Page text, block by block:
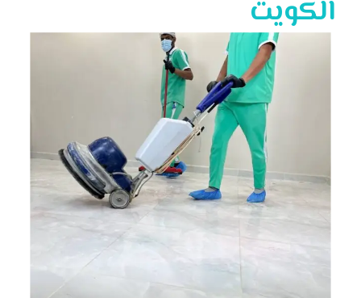
الكويت